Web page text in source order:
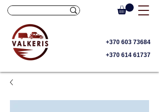
+370 603 73684
+370 614 61737